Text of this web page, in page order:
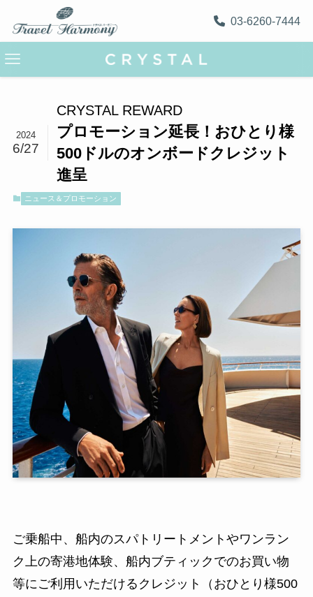
03-6260-7444
CRYSTAL REWARD
プロモーション延長！おひとり様
500ドルのオンボードクレジット
進呈
2024
6/27
ニュース＆プロモーション
ご乗船中、船内のスパトリートメントやワンラン
ク上の寄港地体験、船内ブティックでのお買い物
等にご利用いただけるクレジット（おひとり様500